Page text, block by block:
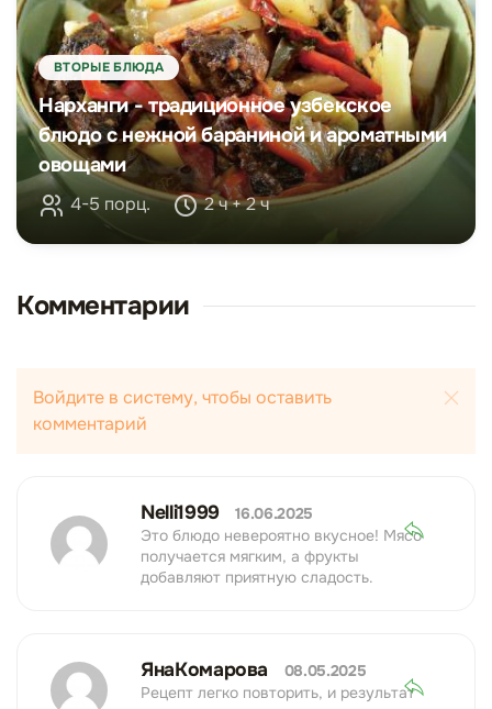
ВТОРЫЕ БЛЮДА
Нарханги - традиционное узбекское
блюдо с нежной бараниной и ароматными
овощами
4-5 порц. 2 ч + 2 ч
Комментарии
Войдите в систему, чтобы оставить
комментарий
Nelli1999
16.06.2025
Это блюдо невероятно вкусное! Мясо
получается мягким, а фрукты
добавляют приятную сладость.
ЯнаКомарова
08.05.2025
Рецепт легко повторить, и результат